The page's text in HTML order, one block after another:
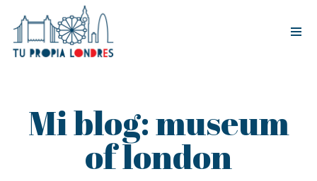
Mi blog: museum
of london